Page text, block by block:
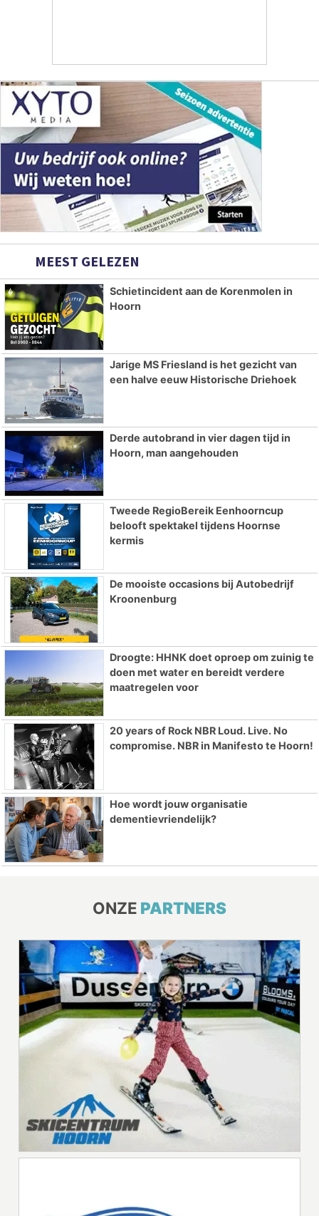
MEEST GELEZEN
Schietincident aan de Korenmolen in
Hoorn
Jarige MS Friesland is het gezicht van
een halve eeuw Historische Driehoek
Derde autobrand in vier dagen tijd in
Hoorn, man aangehouden
Tweede RegioBereik Eenhoorncup
belooft spektakel tijdens Hoornse
kermis
De mooiste occasions bij Autobedrijf
Kroonenburg
Droogte: HHNK doet oproep om zuinig te
doen met water en bereidt verdere
maatregelen voor
20 years of Rock NBR Loud. Live. No
compromise. NBR in Manifesto te Hoorn!
Hoe wordt jouw organisatie
dementievriendelijk?
ONZE PARTNERS